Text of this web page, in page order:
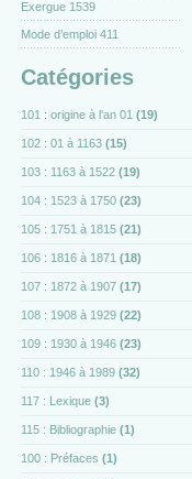
Exergue 1539
Mode d’emploi 411
Catégories
101 : origine à l'an 01 (19)
102 : 01 à 1163 (15)
103 : 1163 à 1522 (19)
104 : 1523 à 1750 (23)
105 : 1751 à 1815 (21)
106 : 1816 à 1871 (18)
107 : 1872 à 1907 (17)
108 : 1908 à 1929 (22)
109 : 1930 à 1946 (23)
110 : 1946 à 1989 (32)
117 : Lexique (3)
115 : Bibliographie (1)
100 : Préfaces (1)